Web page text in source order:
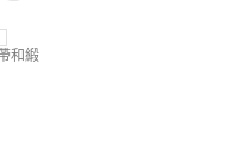
和緞